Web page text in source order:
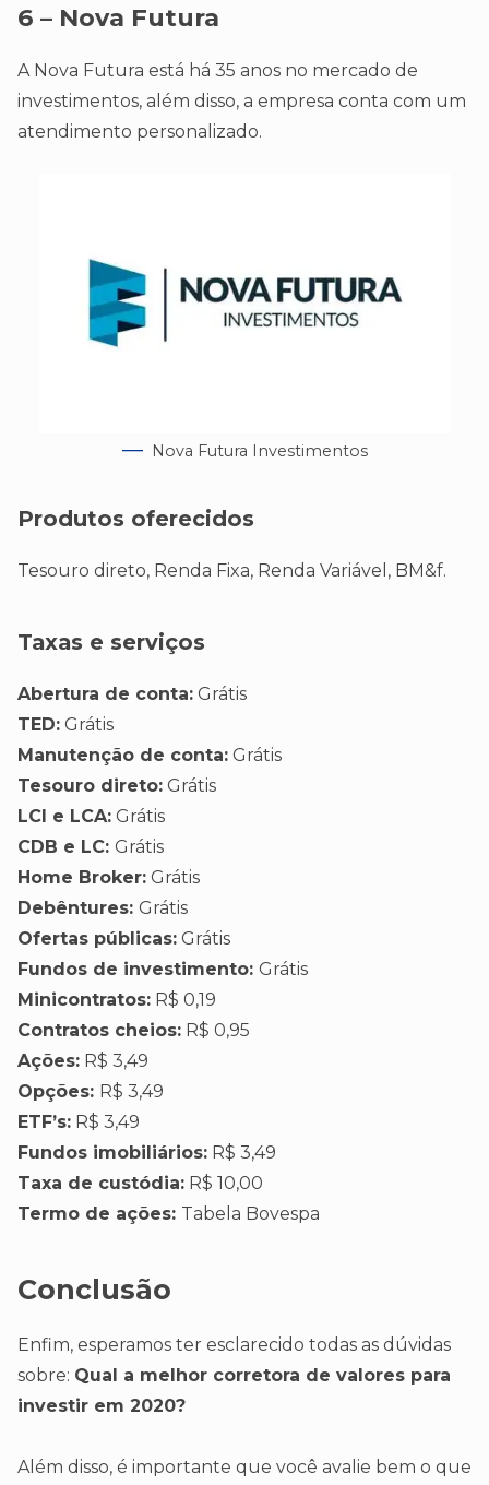
6 – Nova Futura
A Nova Futura está há 35 anos no mercado de
investimentos, além disso, a empresa conta com um
atendimento personalizado.
Nova Futura Investimentos
Produtos oferecidos
Tesouro direto, Renda Fixa, Renda Variável, BM&f.
Taxas e serviços
Abertura de conta: Grátis
TED: Grátis
Manutenção de conta: Grátis
Tesouro direto: Grátis
LCI e LCA: Grátis
CDB e LC: Grátis
Home Broker: Grátis
Debêntures: Grátis
Ofertas públicas: Grátis
Fundos de investimento: Grátis
Minicontratos: R$ 0,19
Contratos cheios: R$ 0,95
Ações: R$ 3,49
Opções: R$ 3,49
ETF’s: R$ 3,49
Fundos imobiliários: R$ 3,49
Taxa de custódia: R$ 10,00
Termo de ações: Tabela Bovespa
Conclusão
Enfim, esperamos ter esclarecido todas as dúvidas
sobre: Qual a melhor corretora de valores para
investir em 2020?
Além disso, é importante que você avalie bem o que